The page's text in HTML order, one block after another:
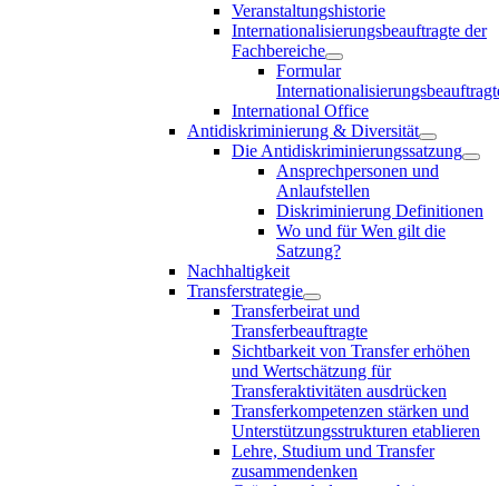
Veranstaltungshistorie
Internationalisierungsbeauftragte der
Fachbereiche
Formular
International Office
Antidiskriminierung & Diversität
Die Antidiskriminierungssatzung
Ansprechpersonen und
Anlaufstellen
Diskriminierung Definitionen
Wo und für Wen gilt die
Satzung?
Nachhaltigkeit
Transferstrategie
Transferbeirat und
Transferbeauftragte
Sichtbarkeit von Transfer erhöhen
und Wertschätzung für
Transferaktivitäten ausdrücken
Transferkompetenzen stärken und
Unterstützungsstrukturen etablieren
Lehre, Studium und Transfer
zusammendenken